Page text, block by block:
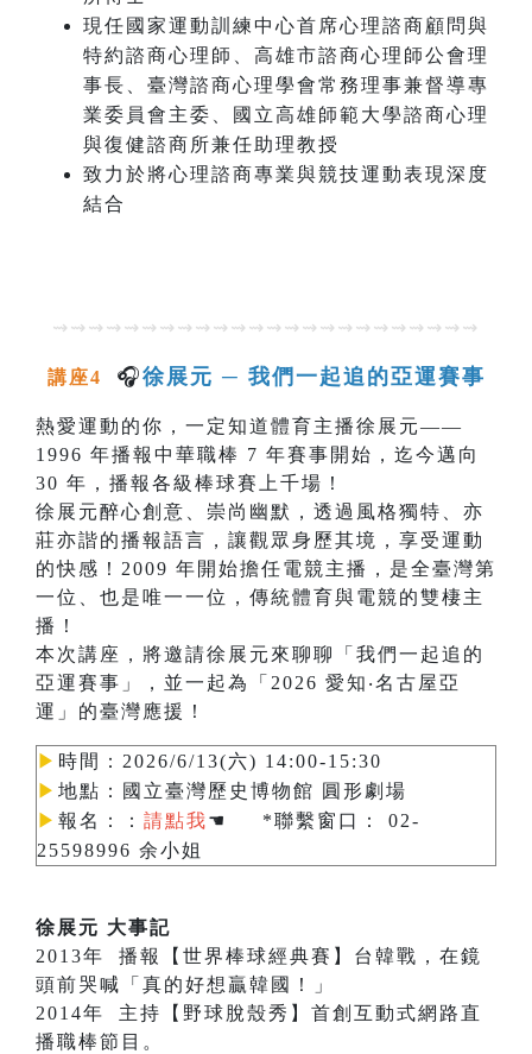
現任國家運動訓練中心首席心理諮商顧問與
特約諮商心理師、高雄市諮商心理師公會理
事長、臺灣諮商心理學會常務理事兼督導專
業委員會主委、國立高雄師範大學諮商心理
與復健諮商所兼任助理教授
致力於將心理諮商專業與競技運動表現深度
結合
⇝⇝⇝⇝⇝⇝⇝⇝⇝⇝⇝⇝⇝⇝⇝⇝⇝⇝⇝⇝⇝⇝⇝⇝
講座4 🎧徐展元 ─ 我們一起追的亞運賽事
熱愛運動的你，一定知道體育主播徐展元——
1996 年播報中華職棒 7 年賽事開始，迄今邁向
30 年，播報各級棒球賽上千場！
徐展元醉心創意、崇尚幽默，透過風格獨特、亦
莊亦諧的播報語言，讓觀眾身歷其境，享受運動
的快感！2009 年開始擔任電競主播，是全臺灣第
一位、也是唯一一位，傳統體育與電競的雙棲主
播！
本次講座，將邀請徐展元來聊聊「我們一起追的
亞運賽事」，並一起為「2026 愛知‧名古屋亞
運」的臺灣應援！
▶︎ 時間：2026/6/13(六) 14:00-15:30
▶︎ 地點：國立臺灣歷史博物館 圓形劇場
▶︎ 報名： ： 請點我☚
*聯繫窗口： 02-
25598996 余小姐
徐展元 大事記
2013年 播報【世界棒球經典賽】台韓戰，在鏡
頭前哭喊「真的好想贏韓國！」
2014年 主持【野球脫殼秀】首創互動式網路直
播職棒節目。